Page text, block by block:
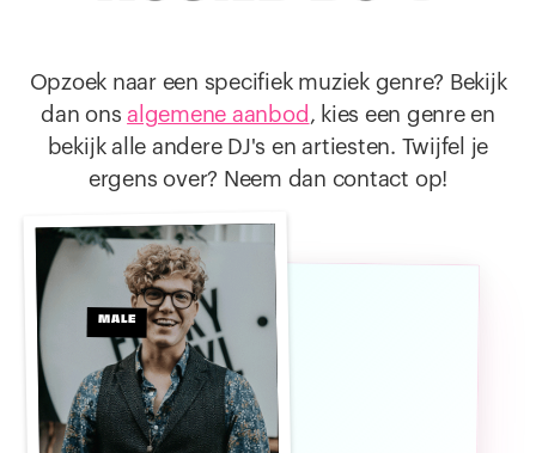
Opzoek naar een specifiek muziek genre? Bekijk
dan onsalgemene aanbod , kies een genre en
bekijk alle andere DJ's en artiesten. Twijfel je
ergens over? Neem dan contact op!
MALE